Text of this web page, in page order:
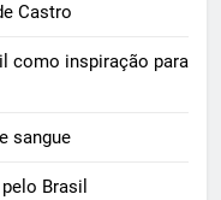
Castro
como inspiração para
sangue
Brasil